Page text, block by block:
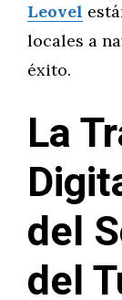
Leovel
locales a
éxito.
La
del
del